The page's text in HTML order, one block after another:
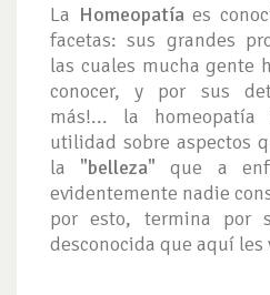
La Homeopatíaes
facetas: sus grandes
las cuales mucha gente
conocer, y por sus
más!... la
utilidad sobre aspectos
la "belleza" que a
evidentemente nadie
por esto, termina por
desconocida que aquí les